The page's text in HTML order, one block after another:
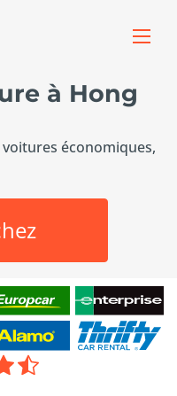
à Hong
économiques,